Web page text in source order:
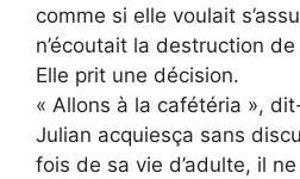
comme si elle voulait
n’écoutait la destruction
Elle prit une décision.
« Allons à la cafétéria »,
Julian acquiesça sans
fois de sa vie d’adulte, il